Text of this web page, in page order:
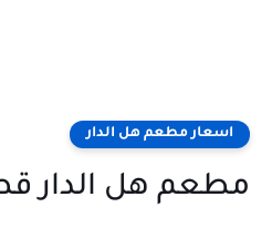
اسعار مطعم هل الدار
مطعم هل الدار